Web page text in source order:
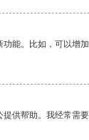
能。比如，可以增
供帮助。我经常需